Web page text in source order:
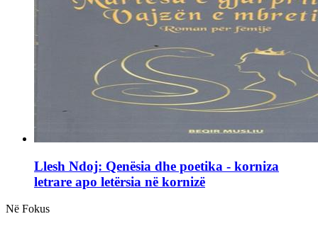
Llesh Ndoj: Qenësia dhe poetika - korniza
letrare apo letërsia në kornizë
Në Fokus